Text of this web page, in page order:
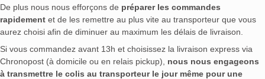
De plus nous nous efforçons de préparer les commandes
rapidement et de les remettre au plus vite au transporteur que vous
aurez choisi afin de diminuer au maximum les délais de livraison.
Si vous commandez avant 13h et choisissez la livraison express via
Chronopost (à domicile ou en relais pickup), nous nous engageons
à transmettre le colis au transporteur le jour même pour une